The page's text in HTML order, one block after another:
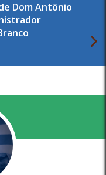
Dom Antônio